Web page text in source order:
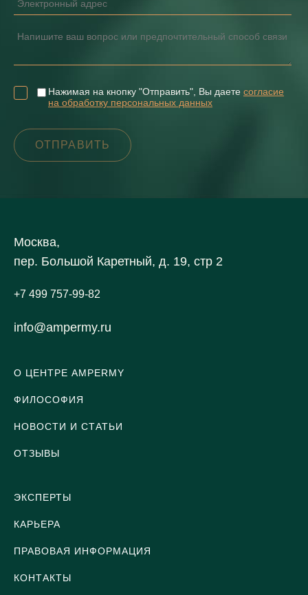
Нажимая на кнопку "Отправить", Вы даете согласие
на обработку персональных данных
О ЦЕНТРЕ AMPERMY
ФИЛОСОФИЯ
НОВОСТИ И СТАТЬИ
ОТЗЫВЫ
ЭКСПЕРТЫ
КАРЬЕРА
ПРАВОВАЯ ИНФОРМАЦИЯ
КОНТАКТЫ
Москва,
пер. Большой Каретный, д. 19, стр 2
+7 499 757-99-82
info@ampermy.ru